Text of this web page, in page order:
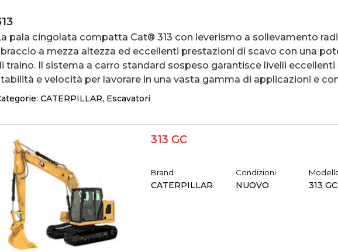
pala cingolata compatta Cat® 313 con leverismo a sollevamento
a mezza altezza ed eccellenti prestazioni di scavo con una
traino. Il sistema a carro standard sospeso garantisce livelli
e velocità per lavorare in una vasta gamma di applicazioni e
CATERPILLAR, Escavatori
313 GC
Brand
CATERPILLAR
Condizioni
NUOVO 313 GC